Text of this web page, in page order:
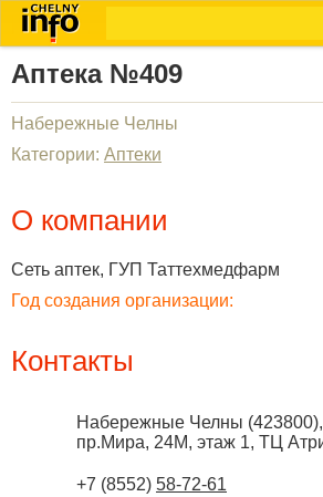
Аптека №409
Набережные Челны
Категории: Аптеки
О компании
Сеть аптек, ГУП Таттехмедфарм
Год создания организации:
Контакты
Набережные Челны (423800),
пр.Мира, 24М, этаж 1, ТЦ
+7 (8552) 58-72-61